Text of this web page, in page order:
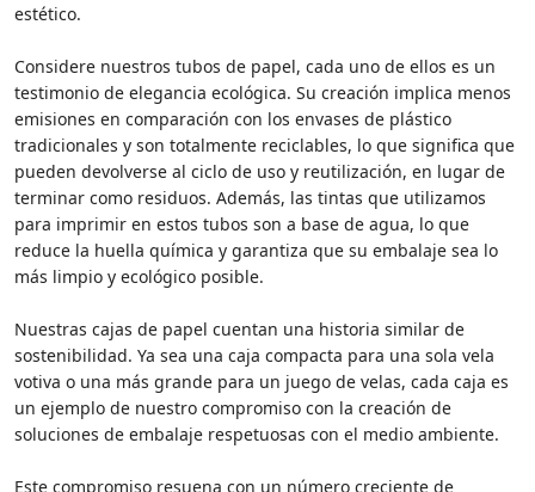
estético.
Considere nuestros tubos de papel, cada uno de ellos es un
testimonio de elegancia ecológica. Su creación implica menos
emisiones en comparación con los envases de plástico
tradicionales y son totalmente reciclables, lo que significa que
pueden devolverse al ciclo de uso y reutilización, en lugar de
terminar como residuos. Además, las tintas que utilizamos
para imprimir en estos tubos son a base de agua, lo que
reduce la huella química y garantiza que su embalaje sea lo
más limpio y ecológico posible.
Nuestras cajas de papel cuentan una historia similar de
sostenibilidad. Ya sea una caja compacta para una sola vela
votiva o una más grande para un juego de velas, cada caja es
un ejemplo de nuestro compromiso con la creación de
soluciones de embalaje respetuosas con el medio ambiente.
Este compromiso resuena con un número creciente de